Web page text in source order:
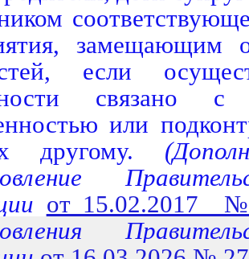
замещающим
если
связано с
или
другому.
от 15.02.2017